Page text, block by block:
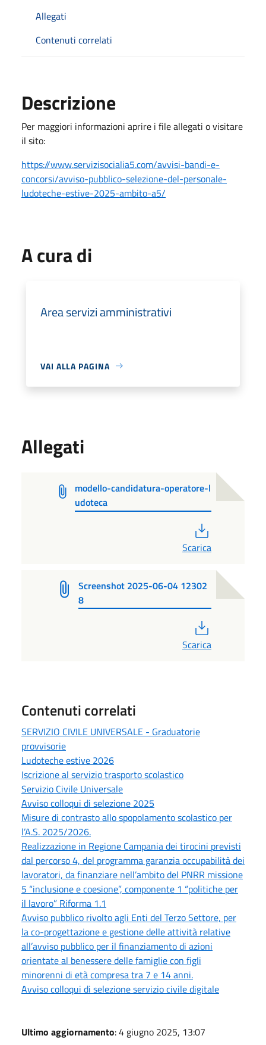
Allegati
Contenuti correlati
Descrizione
Per maggiori informazioni aprire i file allegati o visitare
il sito:
https://www.servizisocialia5.com/avvisi-bandi-e-
concorsi/avviso-pubblico-selezione-del-personale-
ludoteche-estive-2025-ambito-a5/
A cura di
Area servizi amministrativi
VAI ALLA PAGINA
Allegati
modello-candidatura-operatore-l
udoteca
Scarica
Screenshot 2025-06-04 12302
8
Scarica
Contenuti correlati
SERVIZIO CIVILE UNIVERSALE - Graduatorie
provvisorie
Ludoteche estive 2026
Iscrizione al servizio trasporto scolastico
Servizio Civile Universale
Avviso colloqui di selezione 2025
Misure di contrasto allo spopolamento scolastico per
l’A.S. 2025/2026.
Realizzazione in Regione Campania dei tirocini previsti
dal percorso 4, del programma garanzia occupabilità dei
lavoratori, da finanziare nell’ambito del PNRR missione
5 “inclusione e coesione”, componente 1 “politiche per
il lavoro” Riforma 1.1
Avviso pubblico rivolto agli Enti del Terzo Settore, per
la co-progettazione e gestione delle attività relative
all’avviso pubblico per il finanziamento di azioni
orientate al benessere delle famiglie con figli
minorenni di età compresa tra 7 e 14 anni.
Avviso colloqui di selezione servizio civile digitale
Ultimo aggiornamento: 4 giugno 2025, 13:07